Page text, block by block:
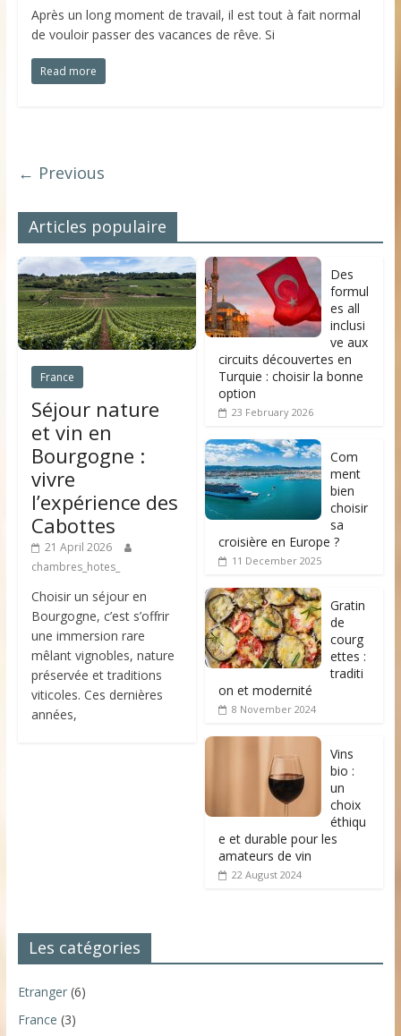
Après un long moment de travail, il est tout à fait normal
de vouloir passer des vacances de rêve. Si
Read more
← Previous
Articles populaire
France
Séjour nature
et vin en
Bourgogne :
vivre
l’expérience des
Cabottes
21 April 2026
chambres_hotes_
Choisir un séjour en
Bourgogne, c’est s’offrir
une immersion rare
mêlant vignobles, nature
préservée et traditions
viticoles. Ces dernières
années,
Des
formul
es all
inclusi
ve aux
circuits découvertes en
Turquie : choisir la bonne
option
23 February 2026
Com
ment
bien
choisir
sa
croisière en Europe ?
11 December 2025
Gratin
de
courg
ettes :
traditi
on et modernité
8 November 2024
Vins
bio :
un
choix
éthiqu
e et durable pour les
amateurs de vin
22 August 2024
Les catégories
Etranger(6)
France (3)